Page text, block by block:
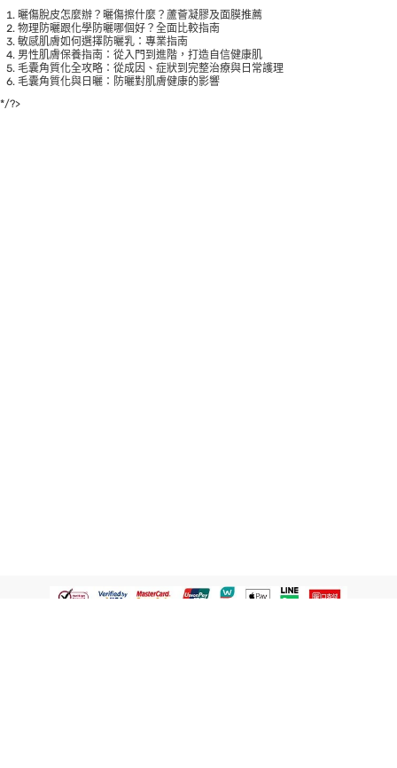
曬傷脫皮怎麼辦？曬傷擦什麼？蘆薈凝膠及面膜推薦
物理防曬跟化學防曬哪個好？全面比較指南
敏感肌膚如何選擇防曬乳：專業指南
男性肌膚保養指南：從入門到進階，打造自信健康肌
毛囊角質化全攻略：從成因、症狀到完整治療與日常護理
毛囊角質化與日曬：防曬對肌膚健康的影響
*/?>